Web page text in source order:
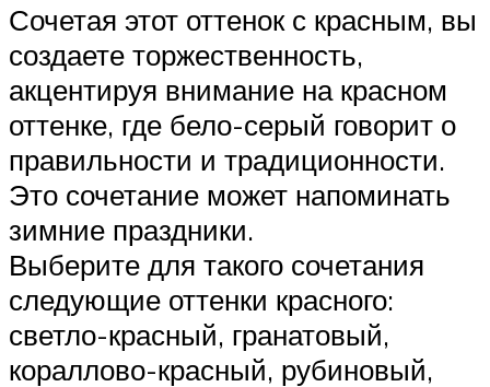
Сочетая этот оттенок с красным, вы
создаете торжественность,
акцентируя внимание на красном
оттенке, где бело-серый говорит о
правильности и традиционности.
Это сочетание может напоминать
зимние праздники.
Выберите для такого сочетания
следующие оттенки красного:
светло-красный, гранатовый,
кораллово-красный, рубиновый,